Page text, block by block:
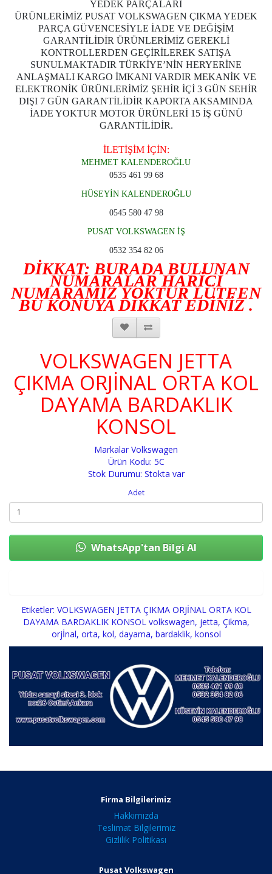
YEDEK PARÇALARI
ÜRÜNLERİMİZ PUSAT VOLKSWAGEN ÇIKMA YEDEK
PARÇA GÜVENCESİYLE İADE VE DEĞİŞİM
GARANTİLİDİR ÜRÜNLERİMİZ GEREKLİ
KONTROLLERDEN GEÇİRİLEREK SATIŞA
SUNULMAKTADIR TÜRKİYE’NİN HERYERİNE
ANLAŞMALI KARGO İMKANI VARDIR MEKANİK VE
ELEKTRONİK ÜRÜNLERİMİZ ŞEHİR İÇİ 3 GÜN SEHİR
DIŞI 7 GÜN GARANTİLİDİR KAPORTA AKSAMINDA
İADE YOKTUR MOTOR ÜRÜNLERİ 15 İŞ GÜNÜ
GARANTİLİDİR.
İLETİŞİM İÇİN:
MEHMET KALENDEROĞLU
0535 461 99 68
HÜSEYİN KALENDEROĞLU
0545 580 47 98
PUSAT VOLKSWAGEN İŞ
0532 354 82 06
DİKKAT: BURADA BULUNAN
NUMARALAR HARİCİ
NUMARAMIZ YOKTUR LÜTFEN
BU KONUYA DİKKAT EDİNİZ .
VOLKSWAGEN JETTA
ÇIKMA ORJİNAL ORTA KOL
DAYAMA BARDAKLIK
KONSOL
Markalar Volkswagen
Ürün Kodu: 5C
Stok Durumu: Stokta var
Adet
WhatsApp'tan Bilgi Al
Etiketler: VOLKSWAGEN JETTA ÇIKMA ORJİNAL ORTA KOL
DAYAMA BARDAKLIK KONSOL volkswagen, jetta, Çikma,
orjİnal, orta, kol, dayama, bardaklik, konsol
Firma Bilgilerimiz
Hakkımızda
Teslimat Bilgilerimiz
Gizlilik Politikası
Pusat Volkswagen